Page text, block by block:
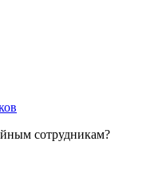
сотрудникам?